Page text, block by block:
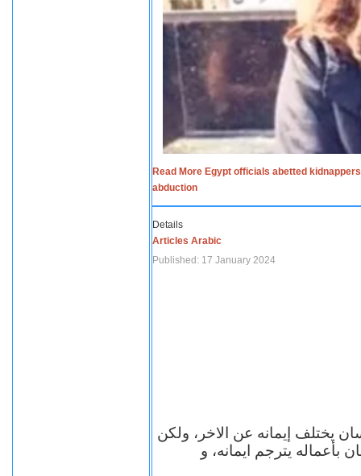
Read More Egypt officials abetted
abduction
Details
Articles Arabic
Published: 17 January 2024
يختلف إيمانه عن الاخر، ولكن
بأعماله يترجم ايمانه، و